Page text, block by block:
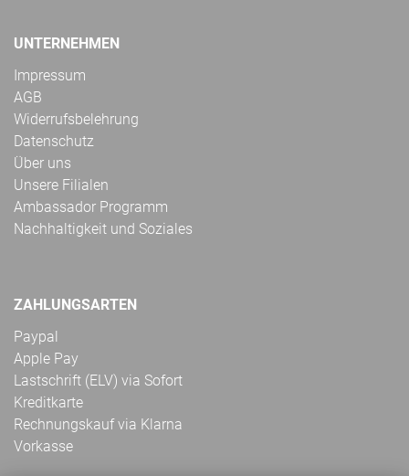
UNTERNEHMEN
Impressum
AGB
Widerrufsbelehrung
Datenschutz
Über uns
Unsere Filialen
Ambassador Programm
Nachhaltigkeit und Soziales
ZAHLUNGSARTEN
Paypal
Apple Pay
Lastschrift (ELV) via Sofort
Kreditkarte
Rechnungskauf via Klarna
Vorkasse